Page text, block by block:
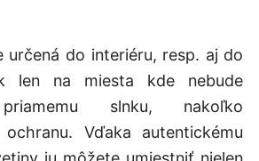
určená do interiéru, resp. aj do
len na miesta kde nebude
slnku, nakoľko
Vďaka autentickému